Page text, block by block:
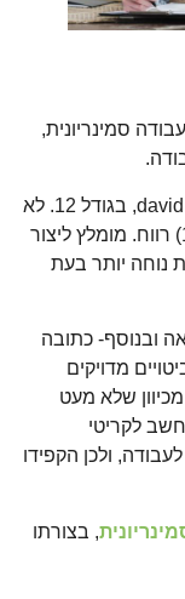
סמינריונית,
קודם כל, על העבודה שלכם להיכתב בפונט david, בגודל 12. לא
לשכוח כתיבת פסקאות, וגם שורה וחצי (1.5) רווח. מומלץ ליצור
נוחה יותר בעת
ובנוסף- כתובה
מדויקים
שלא מעט
לקריטי
ולכן הקפידו
, בצורתו